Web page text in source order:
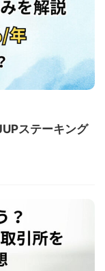
ステーキング